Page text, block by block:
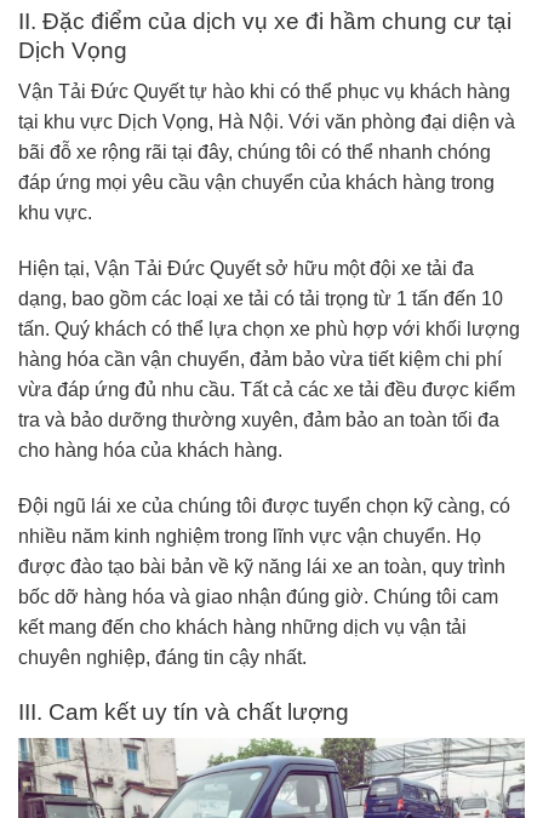
II. Đặc điểm của dịch vụ xe đi hầm chung cư tại
Dịch Vọng
Vận Tải Đức Quyết tự hào khi có thể phục vụ khách hàng
tại khu vực Dịch Vọng, Hà Nội. Với văn phòng đại diện và
bãi đỗ xe rộng rãi tại đây, chúng tôi có thể nhanh chóng
đáp ứng mọi yêu cầu vận chuyển của khách hàng trong
khu vực.
Hiện tại, Vận Tải Đức Quyết sở hữu một đội xe tải đa
dạng, bao gồm các loại xe tải có tải trọng từ 1 tấn đến 10
tấn. Quý khách có thể lựa chọn xe phù hợp với khối lượng
hàng hóa cần vận chuyển, đảm bảo vừa tiết kiệm chi phí
vừa đáp ứng đủ nhu cầu. Tất cả các xe tải đều được kiểm
tra và bảo dưỡng thường xuyên, đảm bảo an toàn tối đa
cho hàng hóa của khách hàng.
Đội ngũ lái xe của chúng tôi được tuyển chọn kỹ càng, có
nhiều năm kinh nghiệm trong lĩnh vực vận chuyển. Họ
được đào tạo bài bản về kỹ năng lái xe an toàn, quy trình
bốc dỡ hàng hóa và giao nhận đúng giờ. Chúng tôi cam
kết mang đến cho khách hàng những dịch vụ vận tải
chuyên nghiệp, đáng tin cậy nhất.
III. Cam kết uy tín và chất lượng